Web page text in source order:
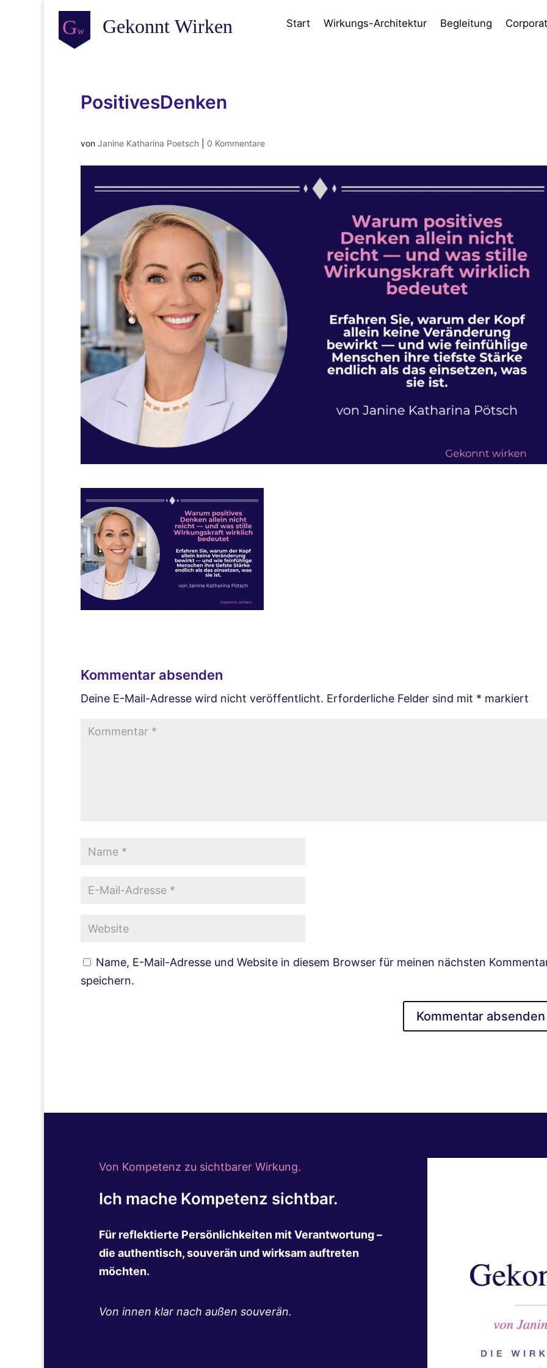
Start Wirkungs-Architektur Begleitung
PositivesDenken
von Janine Katharina Poetsch 0 Kommentare
Kommentar absenden
Deine E-Mail-Adresse wird nicht veröffentlicht. Erforderliche Felder sind mit * markiert
Name, E-Mail-Adresse und Website in diesem Browser für meinen nächsten
speichern.
Von Kompetenz zu sichtbarer Wirkung.
Ich mache Kompetenz sichtbar.
Für reflektierte Persönlichkeiten mit Verantwortung –
die authentisch, souverän und wirksam auftreten
möchten.
Von innen klar nach außen souverän.